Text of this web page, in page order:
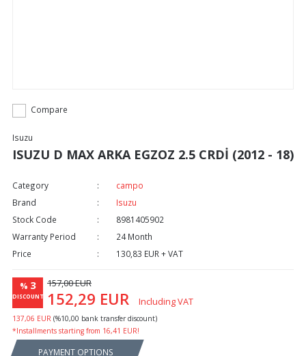
Compare
Isuzu
ISUZU D MAX ARKA EGZOZ 2.5 CRDİ (2012 - 18)
Category
campo
Brand
Isuzu
Stock Code
8981405902
Warranty Period
24 Month
Price
130,83 EUR + VAT
% 3
DISCOUNT
157,00 EUR
152,29 EUR Including VAT
137,06 EUR (%10,00 bank transfer discount)
*Installments starting from 16,41 EUR!
PAYMENT OPTIONS